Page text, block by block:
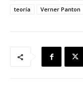
teoría
Verner Panton